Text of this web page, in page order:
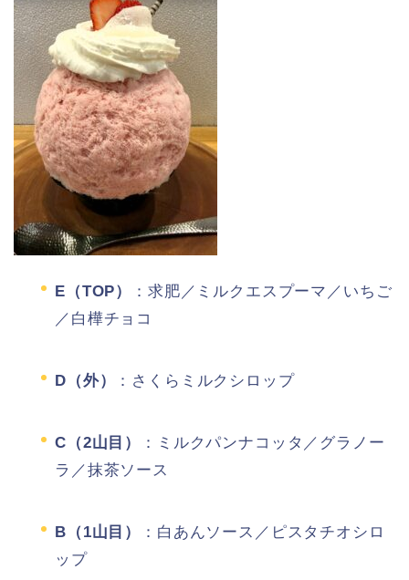
E（TOP）
：求肥／ミルクエスプーマ／いちご
／白樺チョコ
D（外） ：さくらミルクシロップ
C（2山目）
：ミルクパンナコッタ／グラノー
ラ／抹茶ソース
B（1山目）
：白あんソース／ピスタチオシロ
ップ